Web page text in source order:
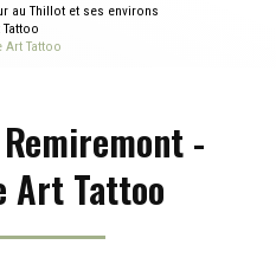
au Thillot et ses environs
Art Tattoo
-
Art Tattoo